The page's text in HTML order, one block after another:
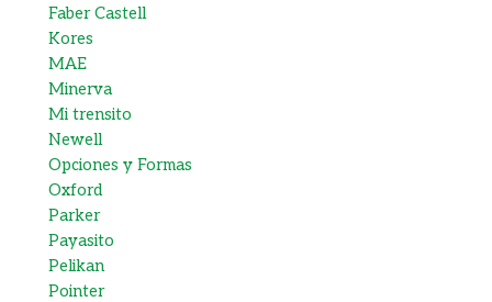
Faber Castell
Kores
MAE
Minerva
Mi trensito
Newell
Opciones y Formas
Oxford
Parker
Payasito
Pelikan
Pointer